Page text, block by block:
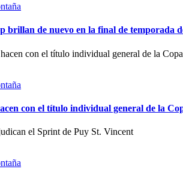
brillan de nuevo en la final de temporada
con el título individual general de la